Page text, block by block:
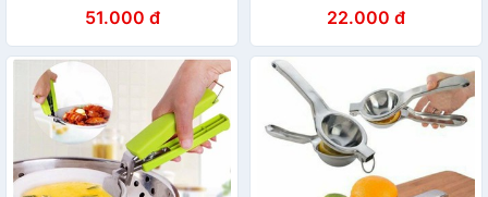
51.000 đ
cụ nhà bếp thông minh
22.000 đ